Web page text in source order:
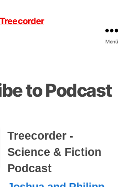
Menü
to Podcast
Treecorder -
Science & Fiction
Podcast